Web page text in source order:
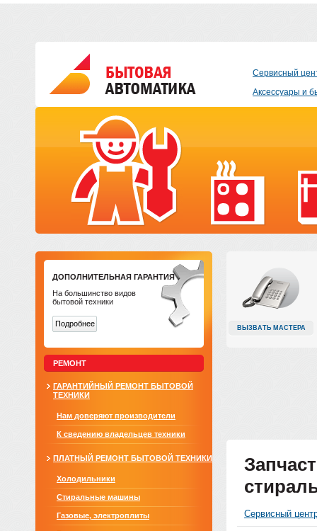
Сервисный
Аксессуары и
ДОПОЛНИТЕЛЬНАЯ ГАРАНТИЯ
На большинство видов
бытовой техники
Подробнее
РЕМОНТ
ГАРАНТИЙНЫЙ РЕМОНТ БЫТОВОЙ
ТЕХНИКИ
Нам доверяют производители
К сведению владельцев техники
ПЛАТНЫЙ РЕМОНТ БЫТОВОЙ ТЕХНИКИ
Холодильники
Стиральные машины
Газовые, электроплиты
ВЫЗВАТЬ МАСТЕРА
Сервисный